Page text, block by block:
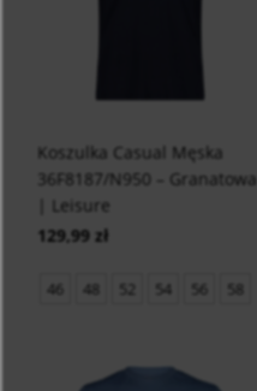
Koszulka Casual Męska
36F8187/N950 – Granatowa
| Leisure
129,99 zł
46 48 52 54 56 58